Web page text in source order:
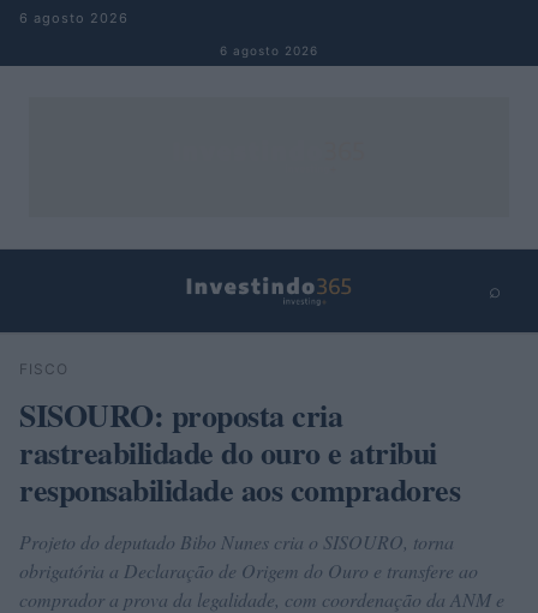
Pular para o conteúdo
6 agosto 2026
6 agosto 2026
⌕
Buscar
FISCO
SISOURO: proposta cria
rastreabilidade do ouro e atribui
responsabilidade aos compradores
Projeto do deputado Bibo Nunes cria o SISOURO, torna
obrigatória a Declaração de Origem do Ouro e transfere ao
comprador a prova da legalidade, com coordenação da ANM e